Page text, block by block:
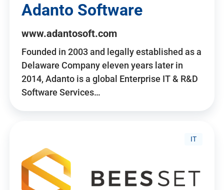
Adanto Software
www.adantosoft.com
Founded in 2003 and legally established as a
Delaware Company eleven years later in
2014, Adanto is a global Enterprise IT & R&D
Software Services…
IT